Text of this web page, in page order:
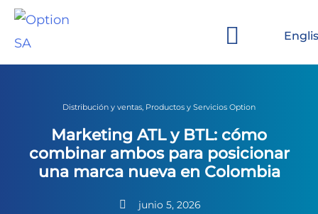
Distribución y ventas Productos y Servicios Option
Marketing ATL y BTL: cómo
combinar ambos para posicionar
una marca nueva en Colombia
junio 5, 2026